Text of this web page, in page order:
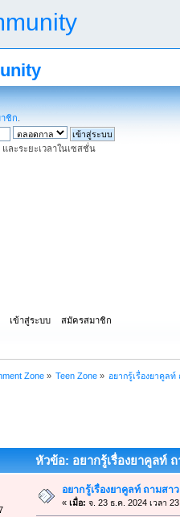
ชิก
ละระยะเวลาในเซสชั่น
เข้าสู่ระบบ สมัครสมาชิก
Zone» Teen Zone» อยากรู้เรื่องยาคูล
หัวข้อ: อยากรู้เรื่องยาคูลท์
อยากรู้เรื่องยาคูลท์ ถามสา
« เมื่อ: จ. 23 ธ.ค. 2024 เวลา